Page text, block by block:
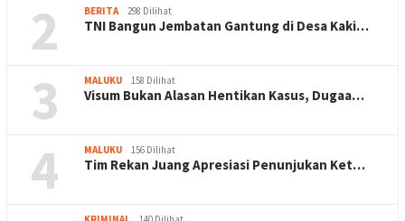
2 BERITA 298 Dilihat
TNI Bangun Jembatan Gantung di Desa Kaki…
3 MALUKU 158 Dilihat
Visum Bukan Alasan Hentikan Kasus, Dugaa…
4 MALUKU 156 Dilihat
Tim Rekan Juang Apresiasi Penunjukan Ket…